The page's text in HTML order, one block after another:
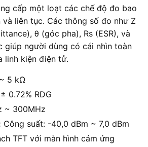
cấp một loạt các chế độ đo bao
và liên tục. Các thông số đo như Z
θ (góc pha), Rs (ESR), và
giúp người dùng có cái nhìn toàn
linh kiện điện tử.
5 kΩ
± 0.72% RDG
~ 300MHz
Công suất: -40,0 dBm ~ 7,0 dBm
TFT với màn hình cảm ứng